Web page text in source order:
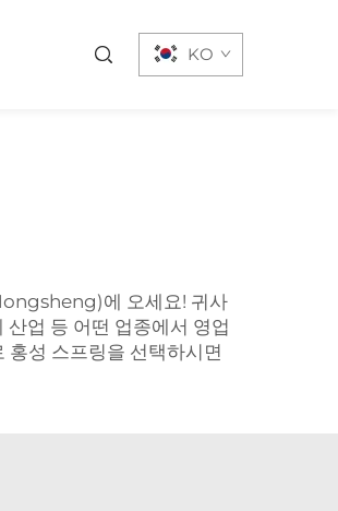
KO
에 오세요! 귀사
업 등 어떤 업종에서 영업
홍성 스프링을 선택하시면